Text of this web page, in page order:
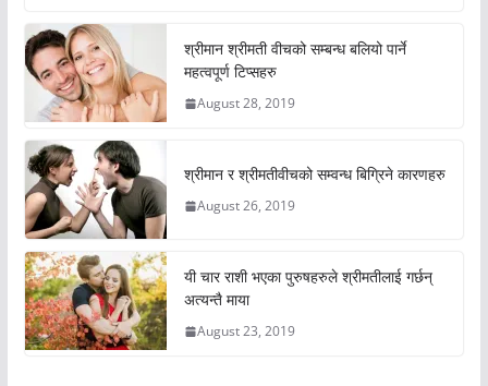
श्रीमान श्रीमती वीचको सम्बन्ध बलियो पार्ने
महत्वपूर्ण टिप्सहरु
August 28, 2019
श्रीमान र श्रीमतीवीचको सम्वन्ध बिग्रिने कारणहरु
August 26, 2019
यी चार राशी भएका पुरुषहरुले श्रीमतीलाई गर्छन्
अत्यन्तै माया
August 23, 2019